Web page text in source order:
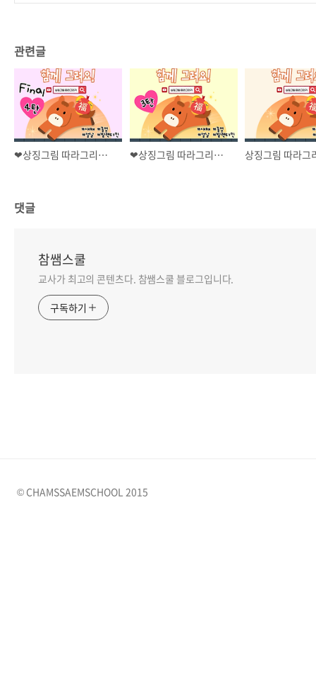
관련글
❤상징그림 따라그리기 1~2월 <4탄> 새해, 까치, 한복입은 소녀&소년 ❤상징그림 따라그리기 1~2월 <3탄> 붉은말, 풍선, 달력, 꽃다발
댓글
참쌤스쿨
교사가 최고의 콘텐츠다. 참쌤스쿨 블로그입니다.
구독하기
© CHAMSSAEMSCHOOL 2015